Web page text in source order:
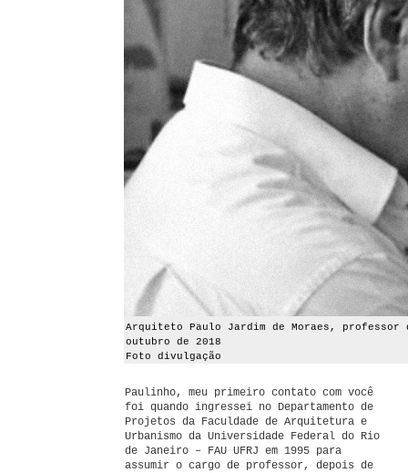
Arquiteto Paulo Jardim de Moraes, professor
outubro de 2018
Foto divulgação
Paulinho, meu primeiro contato com você
foi quando ingressei no Departamento de
Projetos da Faculdade de Arquitetura e
Urbanismo da Universidade Federal do Rio
de Janeiro – FAU UFRJ em 1995 para
assumir o cargo de professor, depois de